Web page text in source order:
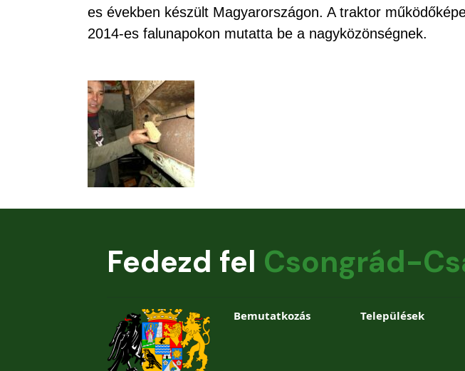
es években készült Magyarországon. A traktor
2014-es falunapokon mutatta be a nagyközönségnek.
Fedezd fel Csongrád-
Bemutatkozás Települések